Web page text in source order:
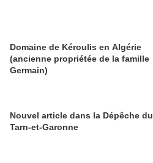
Domaine de Kéroulis en Algérie
(ancienne propriétée de la famille
Germain)
Nouvel article dans la Dépêche du
Tarn-et-Garonne